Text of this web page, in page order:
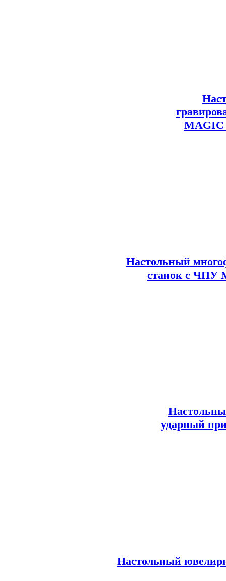
MAGIC
Настольный
станок с ЧПУ
ударный
Настольный